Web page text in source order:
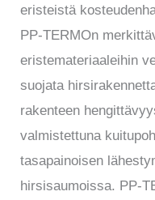
eristeistä
PP-TERMOn
eristemateriaaleihin
suojata
rakenteen
valmistettuna
tasapainoisen
hirsisaumoissa. PP-